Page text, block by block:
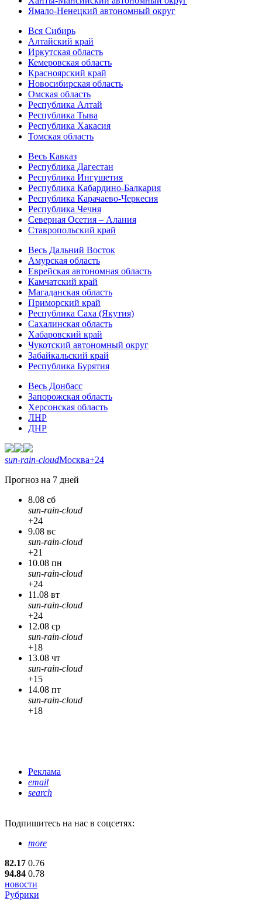
Ямало-Ненецкий автономный округ
Вся Сибирь
Алтайский край
Иркутская область
Кемеровская область
Красноярский край
Новосибирская область
Омская область
Республика Алтай
Республика Тыва
Республика Хакасия
Томская область
Весь Кавказ
Республика Дагестан
Республика Ингушетия
Республика Кабардино-Балкария
Республика Карачаево-Черкесия
Республика Чечня
Северная Осетия – Алания
Ставропольский край
Весь Дальний Восток
Амурская область
Еврейская автономная область
Камчатский край
Магаданская область
Приморский край
Республика Саха (Якутия)
Сахалинская область
Хабаровский край
Чукотский автономный округ
Забайкальский край
Республика Бурятия
Весь Донбасс
Запорожская область
Херсонская область
ЛНР
ДНР
sun-rain-cloudМосква+24
Прогноз на 7 дней
8.08 сб
sun-rain-cloud
+24
9.08 вс
sun-rain-cloud
+21
10.08 пн
sun-rain-cloud
+24
11.08 вт
sun-rain-cloud
+24
12.08 ср
sun-rain-cloud
+18
13.08 чт
sun-rain-cloud
+15
14.08 пт
sun-rain-cloud
+18
Реклама
email
search
Подпишитесь на нас в соцсетях:
more
82.17 0.76
94.84 0.78
новости
Рубрики